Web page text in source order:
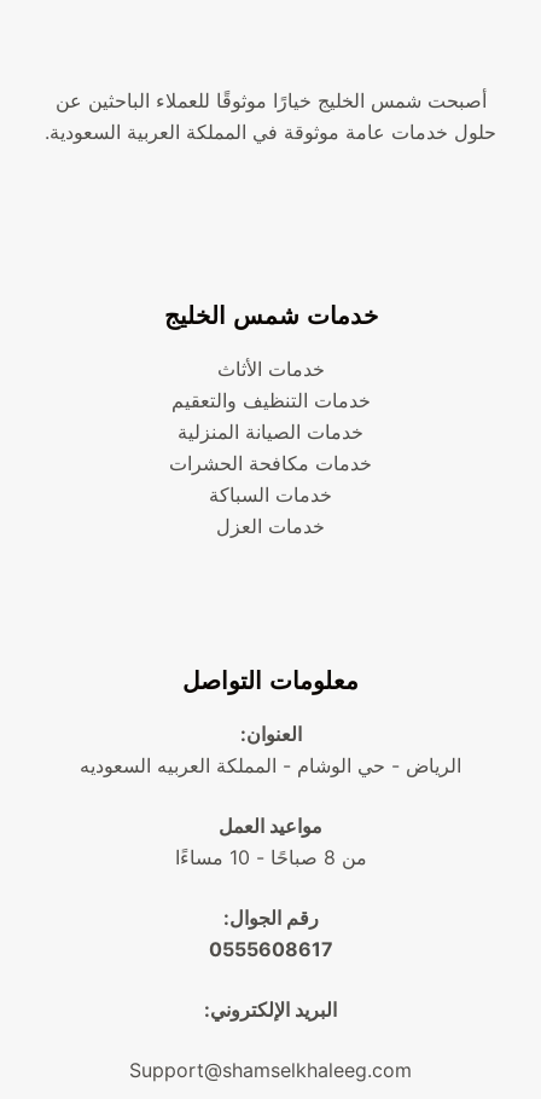
أصبحت شمس الخليج خيارًا موثوقًا للعملاء الباحثين عن
حلول خدمات عامة موثوقة في المملكة العربية السعودية.
خدمات شمس الخليج
خدمات الأثاث
خدمات التنظيف والتعقيم
خدمات الصيانة المنزلية
خدمات مكافحة الحشرات
خدمات السباكة
خدمات العزل
معلومات التواصل
العنوان:
الرياض - حي الوشام - المملكة العربيه السعوديه
مواعيد العمل
من 8 صباحًا - 10 مساءًا
رقم الجوال:
0555608617
البريد الإلكتروني:
Support@shamselkhaleeg.com